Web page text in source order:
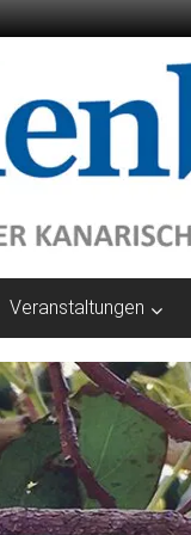
Veranstaltungen